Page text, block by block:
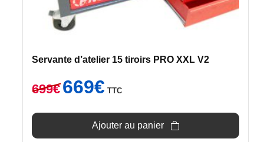
Servante d’atelier 15 tiroirs PRO XXL V2
699€
Le
prix
669€prix
est :
TTC
Ajouter au panier